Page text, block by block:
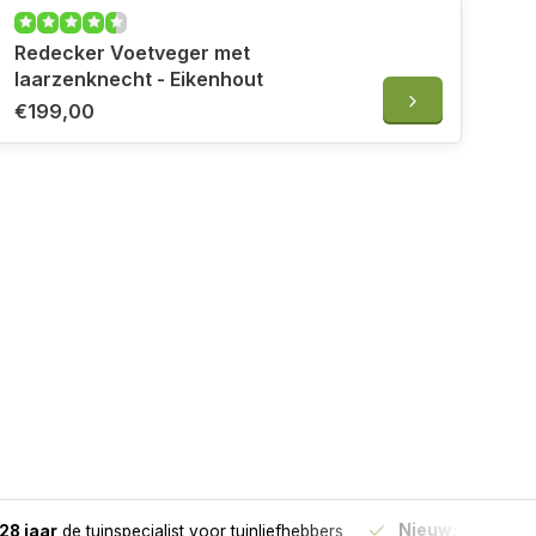
Redecker Voetveger met
laarzenknecht - Eikenhout
€199,00
28 jaar de tuinspecialist voor tuinliefhebbers Nieuw: